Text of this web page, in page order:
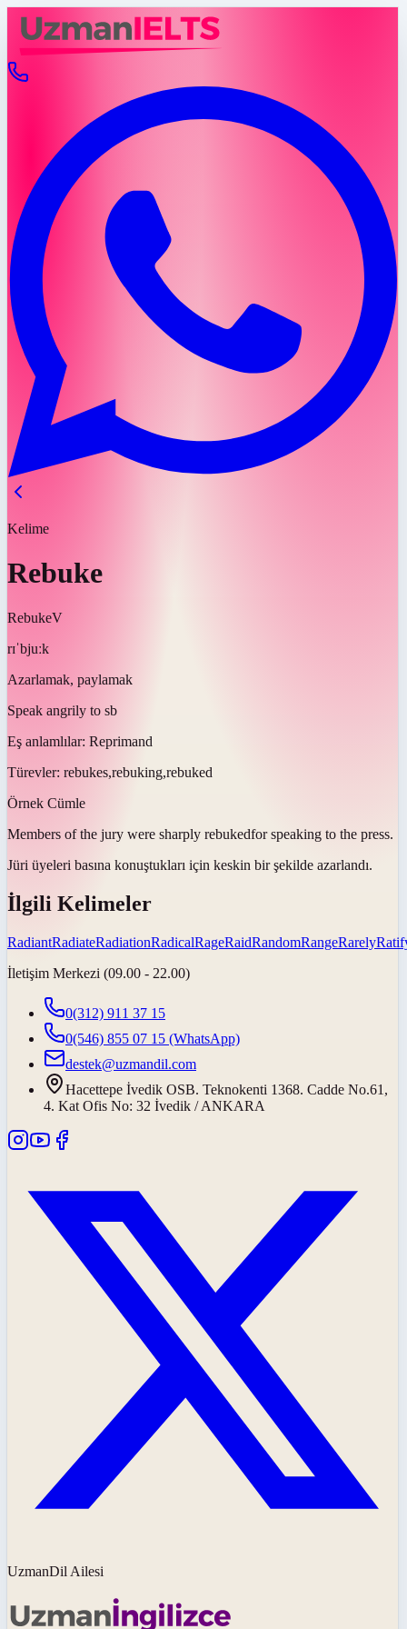
Kelime
Rebuke
RebukeV
rɪˈbjuːk
Azarlamak, paylamak
Speak angrily to sb
Eş anlamlılar: Reprimand
Türevler: rebukes,rebuking,rebuked
Örnek Cümle
Members of the jury were sharply rebukedfor speaking to the press.
Jüri üyeleri basına konuştukları için keskin bir şekilde azarlandı.
İlgili Kelimeler
RadiantRadiateRadiationRadicalRageRaidRandomRangeRarely
İletişim Merkezi (09.00 - 22.00)
0(312) 911 37 15
0(546) 855 07 15 (WhatsApp)
destek@uzmandil.com
Hacettepe İvedik OSB. Teknokenti 1368. Cadde No.61,
4. Kat Ofis No: 32 İvedik / ANKARA
UzmanDil Ailesi